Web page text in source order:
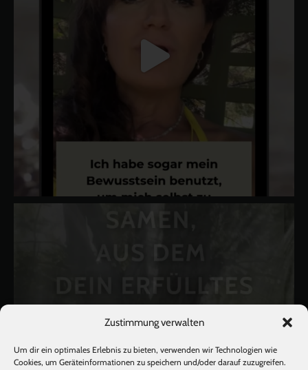
Zustimmung verwalten
Um dir ein optimales Erlebnis zu bieten, verwenden wir Technologien wie
Cookies, um Geräteinformationen zu speichern und/oder darauf zuzugreifen.